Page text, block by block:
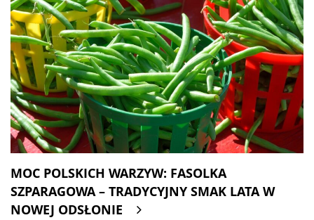
MOC POLSKICH WARZYW: FASOLKA
SZPARAGOWA – TRADYCYJNY SMAK LATA W
NOWEJ ODSŁONIE